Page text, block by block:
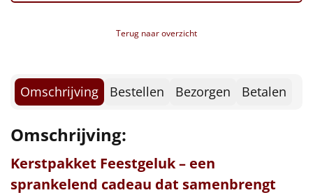
Borrelplank
NIEUW
Noodradio NIEUW
Deken (fleece plaid)
Alle artikelen
Nougat, 12 gr
Terug naar overzicht
Omschrijving Bestellen Bezorgen Betalen
Omschrijving:
Kerstpakket Feestgeluk – een
sprankelend cadeau dat samenbrengt